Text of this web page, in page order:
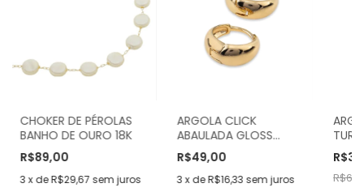
CHOKER DE PÉROLAS
BANHO DE OURO 18K
R$89,00
3 xdeR$29,67 sem juros
ARGOLA CLICK
ABAULADA GLOSS
BANHO DE OURO 18K
R$49,00
3 xdeR$16,33 sem juros